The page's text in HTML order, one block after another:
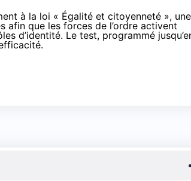
à la loi « Égalité et citoyenneté », une
afin que les forces de l’ordre activent
d’identité. Le test, programmé